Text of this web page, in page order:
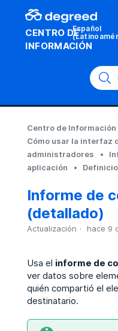
CENTRO DE
INFORMACIÓN
Español
Centro de Información
Cómo usar la interfaz
administradores
aplicación
Informe de
(detallado)
Actualización hace 9
Usa el informe de
ver datos sobre
quién compartió el
destinatario.